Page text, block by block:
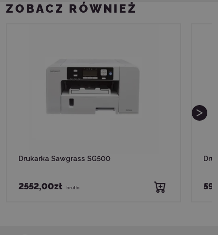
ZOBACZ RÓWNIEŻ
Drukarka Sawgrass SG500
2552,00zł brutto